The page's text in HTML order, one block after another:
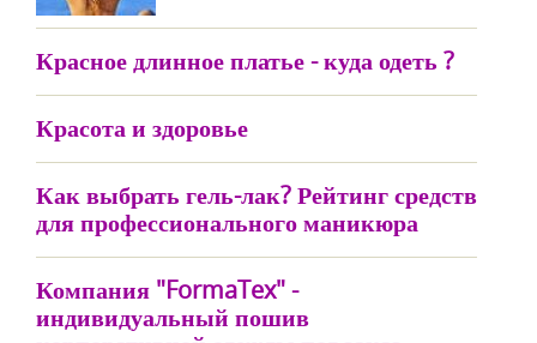
Красное длинное платье - куда одеть ?
Красота и здоровье
Как выбрать гель-лак? Рейтинг средств
для профессионального маникюра
Компания "FormaTex" -
индивидуальный пошив